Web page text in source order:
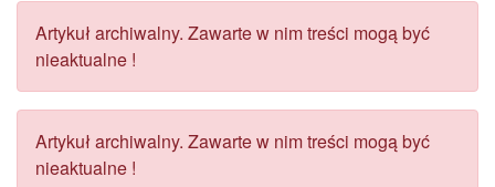
Artykuł archiwalny. Zawarte w nim treści mogą być
nieaktualne !
Artykuł archiwalny. Zawarte w nim treści mogą być
nieaktualne !